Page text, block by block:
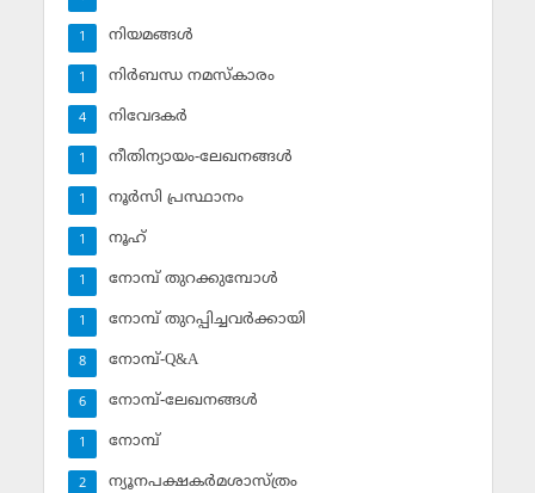
നിയമങ്ങള്‍
1
നിര്‍ബന്ധ നമസ്‌കാരം
1
നിവേദകര്‍
4
നീതിന്യായം-ലേഖനങ്ങള്‍
1
നൂര്‍സി പ്രസ്ഥാനം
1
നൂഹ്‌
1
നോമ്പ് തുറക്കുമ്പോള്‍
1
നോമ്പ് തുറപ്പിച്ചവര്‍ക്കായി
1
നോമ്പ്-Q&A
8
നോമ്പ്-ലേഖനങ്ങള്‍
6
നോമ്പ്‌
1
ന്യൂനപക്ഷകര്‍മശാസ്ത്രം
2